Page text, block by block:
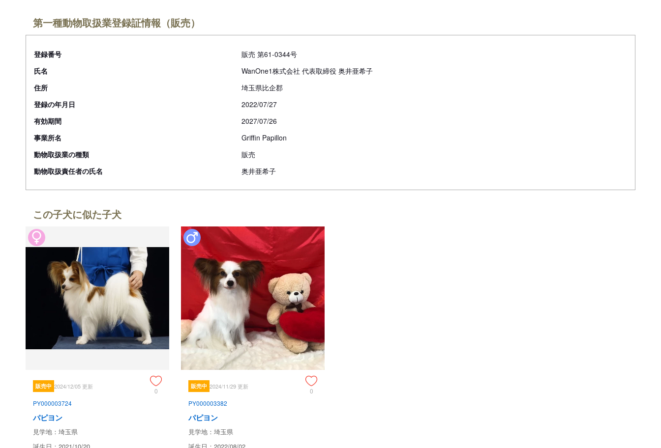
犬舎見学は可能ですが、必ずご予約と見学前のご説明等をお受けにある必要が御座います。
第一種動物取扱業登録証情報（販売）
登録番号
販売 第61-0344号
氏名
WanOne1株式会社 代表取締役 奥井亜希子
住所
埼玉県比企郡
登録の年月日
2022/07/27
有効期間
2027/07/26
事業所名
Griffin Papillon
動物取扱業の種類
販売
動物取扱責任者の氏名
奥井亜希子
この子犬に似た子犬
販売中 2024/12/05 更新
0
PY000003724
パピヨン
見学地：埼玉県
販売中 2024/11/29 更新
0
PY000003382
パピヨン
見学地：埼玉県